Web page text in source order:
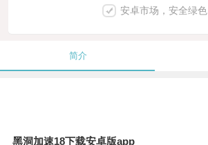
安卓市场，安全绿色
简介
黑洞加速18下载安卓版app